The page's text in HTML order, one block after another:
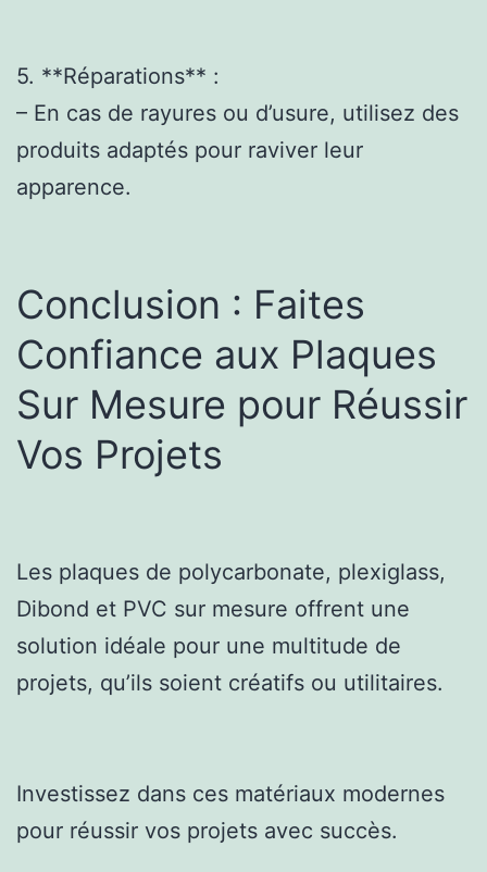
5. **Réparations** :
– En cas de rayures ou d’usure, utilisez des
produits adaptés pour raviver leur
apparence.
Conclusion : Faites
Confiance aux Plaques
Sur Mesure pour Réussir
Vos Projets
Les plaques de polycarbonate, plexiglass,
Dibond et PVC sur mesure offrent une
solution idéale pour une multitude de
projets, qu’ils soient créatifs ou utilitaires.
Investissez dans ces matériaux modernes
pour réussir vos projets avec succès.